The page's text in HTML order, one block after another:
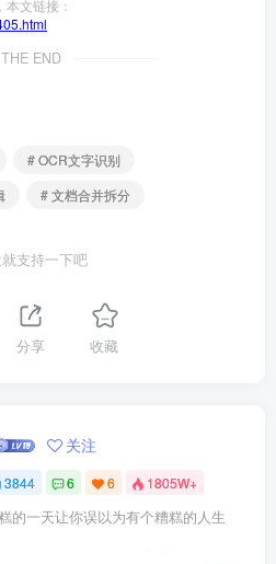
文链接：
THE END
# OCR文字识别
# 文档合并拆分
支持一下吧
分享 收藏
关注
3844 6 6 1805W+
的一天让你误以为有个糟糕的人生